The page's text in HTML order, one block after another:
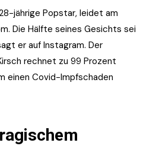
jährige Popstar, leidet am
Die Hälfte seines Gesichts sei
er auf Instagram. Der
rechnet zu 99 Prozent
einen Covid-Impfschaden